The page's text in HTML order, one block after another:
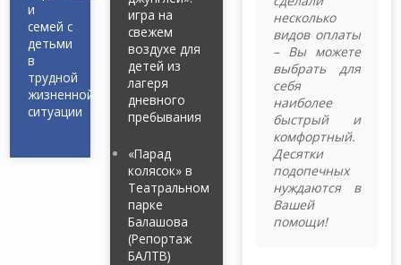
и
семей с
детьми
в
трудной
жизненной
ситуации
игра на
свежем
воздухе для
детей из
лагеря
дневного
пребывания
«Парад
колясок» в
Театральном
парке
Балашова
(Репортаж
БАЛТВ)
несколько
видов оплаты
– Вы можете
выбрать для
себя
наиболее
быстрый и
комфортный.
Десятки
подопечных
нуждаются в
Вашей
помощи!